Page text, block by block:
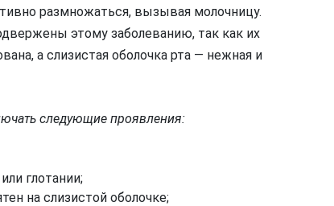
размножаться, вызывая молочницу.
этому заболеванию, так как их
а слизистая оболочка рта — нежная и
следующие проявления:
глотании;
на слизистой оболочке;